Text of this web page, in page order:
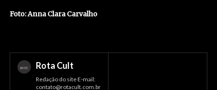
Foto: Anna Clara Carvalho
Rota Cult
Redação do site E-mail:
contato@rotacult.com.br